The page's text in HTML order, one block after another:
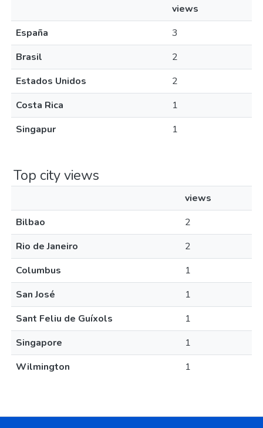
views
España
3
Brasil
2
Estados Unidos
2
Costa Rica
1
Singapur
1
Top city views
views
Bilbao
2
Rio de Janeiro
2
Columbus
1
San José
1
Sant Feliu de Guíxols
1
Singapore
1
Wilmington
1